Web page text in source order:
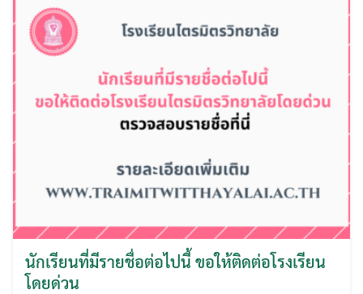
นักเรียนที่มีรายชื่อต่อไปนี้ ขอให้ติดต่อโรงเรียน
โดยด่วน